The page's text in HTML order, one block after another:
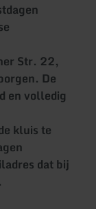
Str. 22,
De
en volledig
kluis te
dat bij